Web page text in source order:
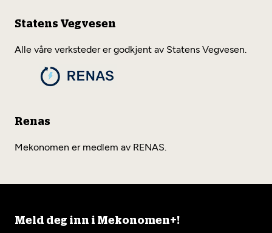
Statens Vegvesen
Alle våre verksteder er godkjent av Statens Vegvesen.
Renas
Mekonomen er medlem av RENAS.
Meld deg inn i Mekonomen+!